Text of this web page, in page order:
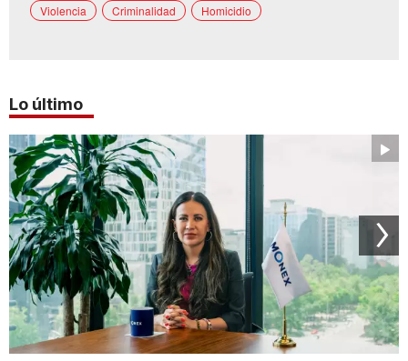
Violencia
Criminalidad Homicidio
Lo último